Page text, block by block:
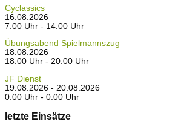
Cyclassics
16.08.2026
7:00 Uhr - 14:00 Uhr
Übungsabend Spielmannszug
18.08.2026
18:00 Uhr - 20:00 Uhr
JF Dienst
19.08.2026 - 20.08.2026
0:00 Uhr - 0:00 Uhr
letzte Einsätze